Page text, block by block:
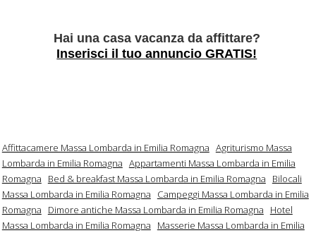
Hai una casa vacanza da affittare?
Inserisci il tuo annuncio GRATIS!
Affittacamere Massa Lombarda in Emilia Romagna Agriturismo Massa
Lombarda in Emilia Romagna Appartamenti Massa Lombarda in Emilia
Romagna
Bed & breakfast Massa Lombarda in Emilia Romagna
Bilocali
Massa Lombarda in Emilia Romagna
Campeggi Massa Lombarda in Emilia
Romagna
Dimore antiche Massa Lombarda in Emilia Romagna
Hotel
Massa Lombarda in Emilia Romagna
Masserie Massa Lombarda in Emilia